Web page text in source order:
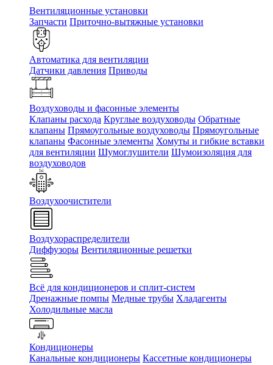
Вентиляционные установки
Запчасти Приточно-вытяжные установки
Автоматика для вентиляции
Датчики давления Приводы
Воздуховоды и фасонные элементы
Клапаны расхода Круглые воздуховоды Обратные
клапаны Прямоугольные воздуховоды Прямоугольные
клапаны Фасонные элементы Хомуты и гибкие вставки
для вентиляции Шумоглушители Шумоизоляция для
воздуховодов
Воздухоочистители
Воздухораспределители
Диффузоры Вентиляционные решетки
Всё для кондиционеров и сплит-систем
Дренажные помпы Медные трубы Хладагенты
Холодильные масла
Кондиционеры
Канальные кондиционеры Кассетные кондиционеры